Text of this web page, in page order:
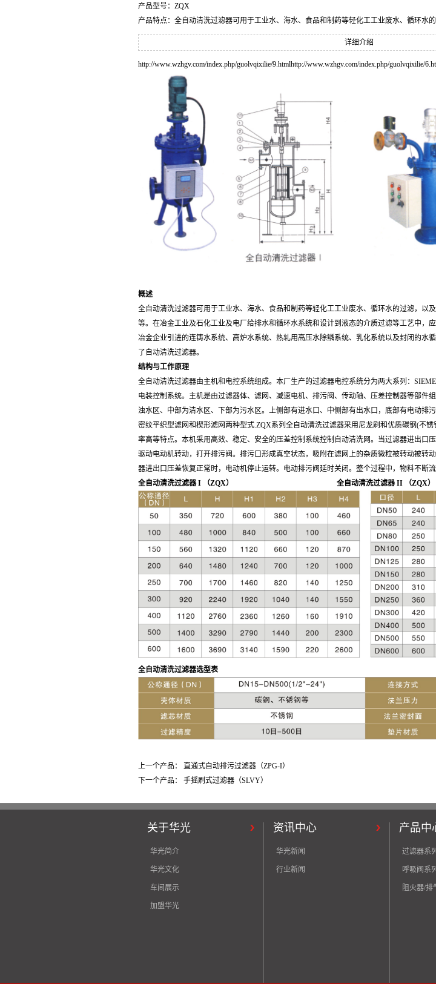
产品型号：ZQX
产品特点：全自动清洗过滤器可用于工业水、海水、食品和制药等轻化工工业废水、循环水
详细介绍
http://www.wzhgv.com/index.php/guolvqixilie/9.htmlhttp://www.wzhgv.com/index.php/guolvqixilie/
概述
全自动清洗过滤器可用于工业水、海水、食品和制药等轻化工工业废水、循环水的过滤，以
等。在冶金工业及石化工业及电厂给排水和循环水系统和设计到液态的介质过滤等工艺中，
冶金企业引进的连铸水系统、高炉水系统、热轧用高压水除鳞系统、乳化系统以及封闭的水
了自动清洗过滤器。
结构与工作原理
全自动清洗过滤器由主机和电控系统组成。本厂生产的过滤器电控系统分为两大系列：
电装控制系统。主机是由过滤器体、滤网、减速电机、 排污阀、传动轴、压差控制器等部件
浊水区、中部为清水区、下部为污水区。上侧部有进水口、中侧部有出水口，底部有电动排
密纹平织型滤网和楔形滤网两种型式.ZQX系列全自动清洗过滤器采用尼龙刷和优质碳钢(不锈
率高等特点。本机采用高效、 稳定、安全的压差控制系统控制自动清洗网。当过滤器进出口压
驱动电动机转动，打 开排污阀。排污口形成真空状态，吸附在滤网上的杂质微粒被转动被转
器进出口压差恢复正常时，电动机停止运转。电动排污阀延时关闭。整个过程中，物料不断
全自动清洗过滤器 I （ZQX） 全自动清洗过滤器 II （ZQX）
全自动清洗过滤器选型表
上一个产品：
直通式自动排污过滤器（ZPG-I）
下一个产品： 手摇刷式过滤器（SLVY）
关于华光
华光简介
华光文化
车间展示
加盟华光
资讯中心
华光新闻
行业新闻
产品中
过滤器系列
呼吸阀系列
阻火器/排